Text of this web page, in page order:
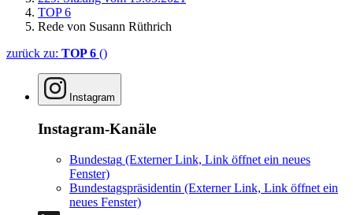
TOP 6
Rede von Susann Rüthrich
zurück zu: TOP 6 ()
Instagram
Instagram-Kanäle
Bundestag (Externer Link, Link öffnet ein neues
Fenster)
Bundestagspräsidentin (Externer Link, Link öffnet ein
neues Fenster)